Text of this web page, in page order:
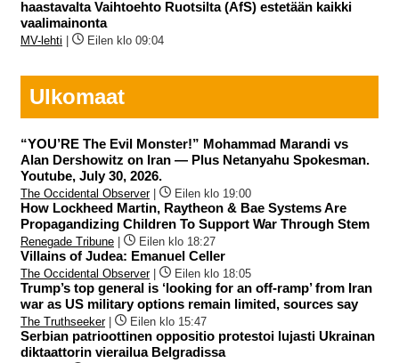
haastavalta Vaihtoehto Ruotsilta (AfS) estetään kaikki
vaalimainonta
MV-lehti Eilen klo 09:04
Ulkomaat
“YOU’RE The Evil Monster!” Mohammad Marandi vs
Alan Dershowitz on Iran — Plus Netanyahu Spokesman.
Youtube, July 30, 2026.
The Occidental Observer| Eilen klo 19:00
How Lockheed Martin, Raytheon & Bae Systems Are
Propagandizing Children To Support War Through Stem
Renegade Tribune Eilen klo 18:27
Villains of Judea: Emanuel Celler
The Occidental Observer| Eilen klo 18:05
Trump’s top general is ‘looking for an off-ramp’ from Iran
war as US military options remain limited, sources say
The Truthseeker| Eilen klo 15:47
Serbian patrioottinen oppositio protestoi lujasti Ukrainan
diktaattorin vierailua Belgradissa